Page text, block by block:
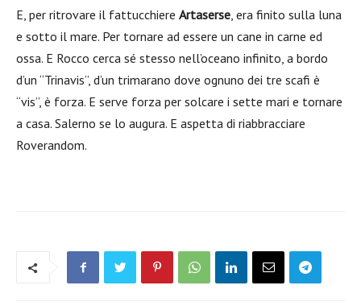
E, per ritrovare il fattucchiere Artaserse, era finito sulla luna
e sotto il mare. Per tornare ad essere un cane in carne ed
ossa. E Rocco cerca sé stesso nell’oceano infinito, a bordo
d’un “Trinavis”, d’un trimarano dove ognuno dei tre scafi è
“vis”, è forza. E serve forza per solcare i sette mari e tornare
a casa. Salerno se lo augura. E aspetta di riabbracciare
Roverandom.